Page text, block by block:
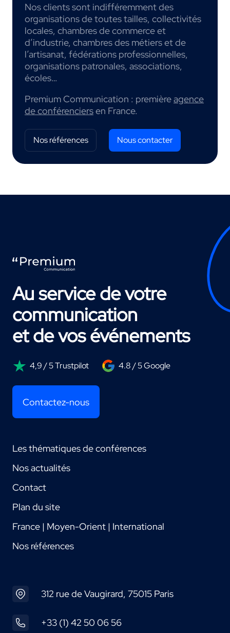
Nos clients sont indifféremment des
organisations de toutes tailles, collectivités
locales, chambres de commerce et
d’industrie, chambres des métiers et de
l’artisanat, fédérations professionnelles,
organisations patronales, associations,
écoles…
Premium Communication : premièreagence
de conférenciersen France.
Nos références Nous contacter
Au service de votre
communication
et de vos événements
4,9 / 5 Trustpilot 4.8 / 5 Google
Contactez-nous
Les thématiques de conférences
Nos actualités
Contact
Plan du site
France | Moyen-Orient | International
Nos références
312 rue de Vaugirard, 75015 Paris
+33 (1) 42 50 06 56